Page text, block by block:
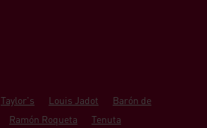
Taylor's Louis Jadot
Barón de
Ramón Roqueta
Tenuta